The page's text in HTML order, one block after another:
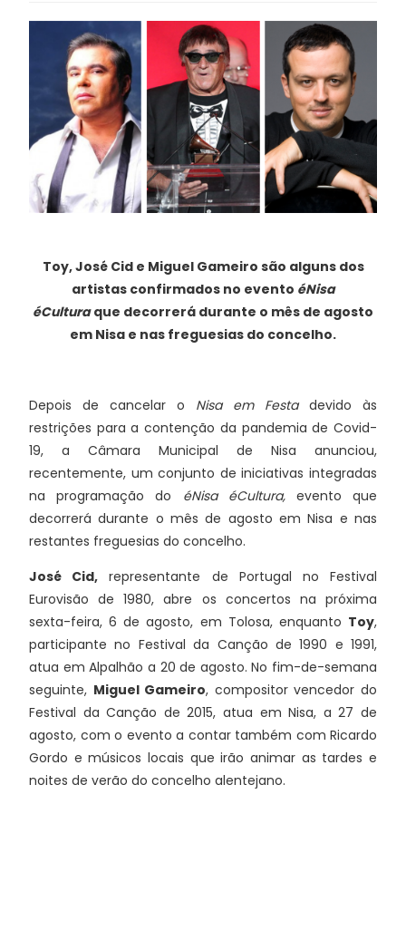
Toy, José Cid e Miguel Gameiro são alguns dos
artistas confirmados no evento éNisa
éCulturaque decorrerá durante o mês de agosto
em Nisa e nas freguesias do concelho.
Depois de cancelar o Nisa em Festadevido às
restrições para a contenção da pandemia de Covid-
19, a Câmara Municipal de Nisa anunciou,
recentemente, um conjunto de iniciativas integradas
na programação do éNisa éCultura,evento que
decorrerá durante o mês de agosto em Nisa e nas
restantes freguesias do concelho.
José Cid, representante de Portugal no Festival
Eurovisão de 1980, abre os concertos na próxima
sexta-feira, 6 de agosto, em Tolosa, enquanto Toy,
participante no Festival da Canção de 1990 e 1991,
atua em Alpalhão a 20 de agosto. No fim-de-semana
seguinte, Miguel Gameiro, compositor vencedor do
Festival da Canção de 2015, atua em Nisa, a 27 de
agosto, com o evento a contar também com Ricardo
Gordo e músicos locais que irão animar as tardes e
noites de verão do concelho alentejano.